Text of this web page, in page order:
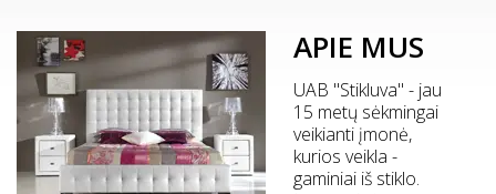
APIE MUS
UAB "Stikluva" - jau
15 metų sėkmingai
veikianti įmonė,
kurios veikla -
gaminiai iš stiklo.